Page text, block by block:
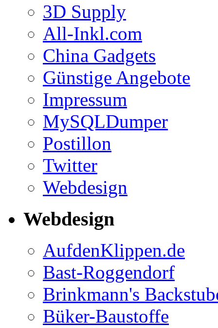
3D Supply
All-Inkl.com
China Gadgets
Günstige Angebote
Impressum
MySQLDumper
Postillon
Twitter
Webdesign
Webdesign
AufdenKlippen.de
Bast-Roggendorf
Brinkmann's
Büker-Baustoffe